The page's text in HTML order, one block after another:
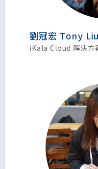
劉冠宏 Tony Liu
iKala Cloud 解決方